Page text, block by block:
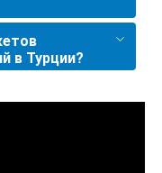
в Турции?